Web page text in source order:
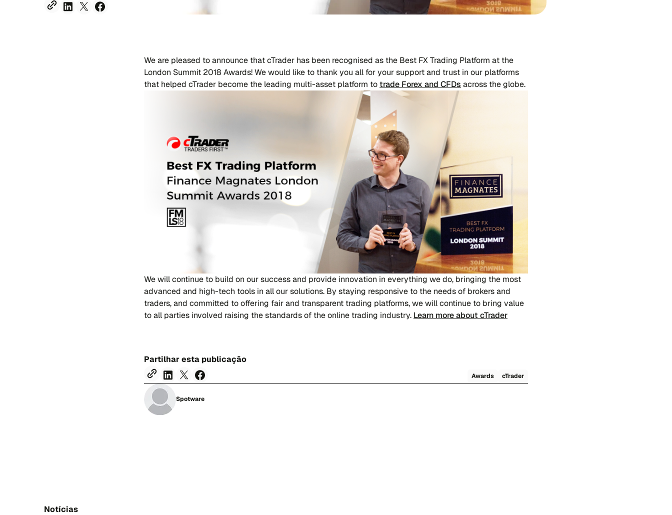
We are pleased to announce that cTrader has been recognised as the Best FX Trading Platform at the
London Summit 2018 Awards! We would like to thank you all for your support and trust in our platforms
that helped cTrader become the leading multi-asset platform totrade Forex and CFDs across the globe.
We will continue to build on our success and provide innovation in everything we do, bringing the most
advanced and high-tech tools in all our solutions. By staying responsive to the needs of brokers and
traders, and committed to offering fair and transparent trading platforms, we will continue to bring value
to all parties involved raising the standards of the online trading industry. Learn more about cTrader
Partilhar esta publicação
Awards cTrader
Spotware
Notícias